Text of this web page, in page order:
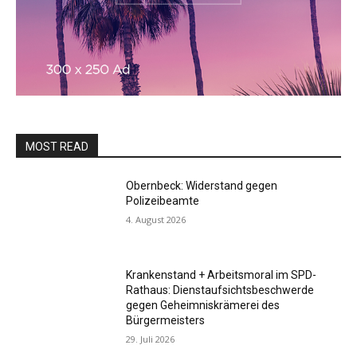
MOST READ
Obernbeck: Widerstand gegen
Polizeibeamte
4. August 2026
Krankenstand + Arbeitsmoral im SPD-
Rathaus: Dienstaufsichtsbeschwerde
gegen Geheimniskrämerei des
Bürgermeisters
29. Juli 2026